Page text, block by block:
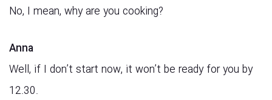
No, I mean, why are you cooking?
Anna
Well, if I don’t start now, it won’t be ready for you by
12.30.